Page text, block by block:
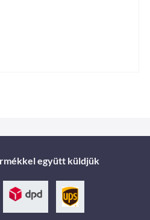
együtt küldjük